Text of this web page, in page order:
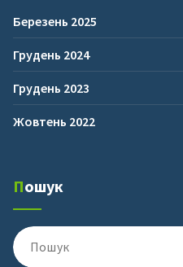
Березень 2025
Грудень 2024
Грудень 2023
Жовтень 2022
Пошук
Пошук
для: